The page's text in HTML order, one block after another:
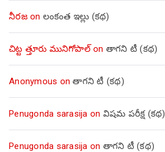
నీరజon లంకంత ఇల్లు (కథ)
చిట్ట త్తూరు మునిగోపాల్on తాగని టీ (కథ)
Anonymous onతాగని టీ (కథ)
Penugonda sarasija on విషమ పరీక్ష (క‌థ‌)
Penugonda sarasija on తాగని టీ (కథ)